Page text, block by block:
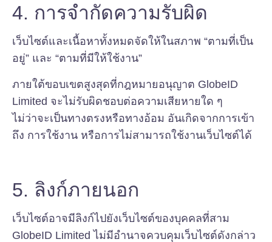
4. การจำกัดความรับผิด
เว็บไซต์และเนื้อหาทั้งหมดจัดให้ในสภาพ “ตามที่เป็น
อยู่” และ “ตามที่มีให้ใช้งาน”
ภายใต้ขอบเขตสูงสุดที่กฎหมายอนุญาต GlobeID
Limited จะไม่รับผิดชอบต่อความเสียหายใด ๆ
ไม่ว่าจะเป็นทางตรงหรือทางอ้อม อันเกิดจากการเข้า
ถึง การใช้งาน หรือการไม่สามารถใช้งานเว็บไซต์ได้
5. ลิงก์ภายนอก
เว็บไซต์อาจมีลิงก์ไปยังเว็บไซต์ของบุคคลที่สาม
GlobeID Limited ไม่มีอำนาจควบคุมเว็บไซต์ดังกล่าว